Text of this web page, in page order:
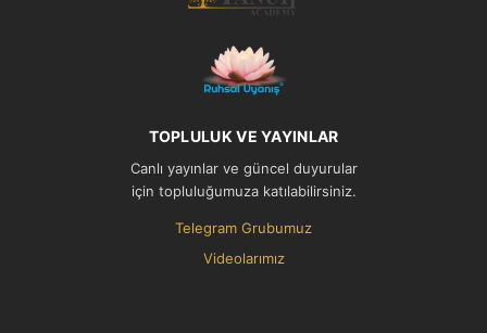
TOPLULUK VE YAYINLAR
Canlı yayınlar ve güncel duyurular
için topluluğumuza katılabilirsiniz.
Telegram Grubumuz
Videolarımız